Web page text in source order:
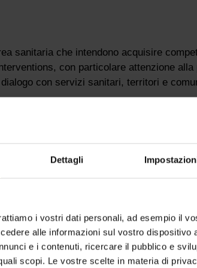
Dettagli
i vostri dati personali, ad esempio il
alle informazioni sul vostro dispositivo
e i contenuti, ricercare il pubblico e
scopi. Le vostre scelte in materia di
sanitaria che intendono acquisire
con particolare attenzione alla
con servizi sanitari, territori e
psicologi e psicoterapeuti,
laureati magistrali dell’area sanitaria
fondati di prevenzione,
riabilitativo, psicosociale e di medicina
assumere ruoli di responsabilità
enti pubblici, servizi sanitari, parchi
organizzazioni del terzo settore